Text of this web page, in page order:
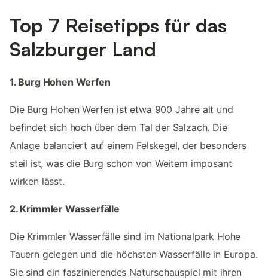
Top 7 Reisetipps für das
Salzburger Land
1. Burg Hohen Werfen
Die Burg Hohen Werfen ist etwa 900 Jahre alt und
befindet sich hoch über dem Tal der Salzach. Die
Anlage balanciert auf einem Felskegel, der besonders
steil ist, was die Burg schon von Weitem imposant
wirken lässt.
2. Krimmler Wasserfälle
Die Krimmler Wasserfälle sind im Nationalpark Hohe
Tauern gelegen und die höchsten Wasserfälle in Europa.
Sie sind ein faszinierendes Naturschauspiel mit ihren